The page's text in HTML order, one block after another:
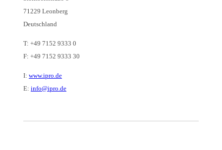
71229 Leonberg
Deutschland
T: +49 7152 9333 0
F: +49 7152 9333 30
I: www.ipro.de
E: info@ipro.de